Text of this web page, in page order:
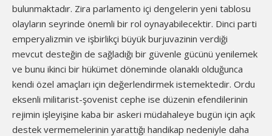
bulunmaktadır. Zira parlamento içi dengelerin yeni tablosu
olayların seyrinde önemli bir rol oynayabilecektir. Dinci parti
emperyalizmin ve işbirlikçi büyük burjuvazinin verdiği
mevcut desteğin de sağladığı bir güvenle gücünü yenilemek
ve bunu ikinci bir hükümet döneminde olanaklı olduğunca
kendi özel amaçları için değerlendirmek istemektedir. Ordu
eksenli militarist-şovenist cephe ise düzenin efendilerinin
rejimin işleyişine kaba bir askeri müdahaleye bugün için açık
destek vermemelerinin yarattığı handikap nedeniyle daha